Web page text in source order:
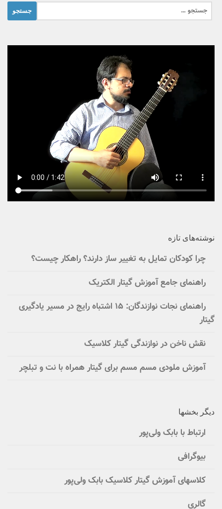
جستجو
برای:
نوشته‌های تازه
چرا کودکان تمایل به تغییر ساز دارند؟ راهکار چیست؟
راهنمای جامع آموزش گیتار الکتریک
راهنمای نجات نوازندگان: ۱۵ اشتباه رایج در مسیر یادگیری
گیتار
نقش ناخن در نوازندگی گیتار کلاسیک
آموزش ملودی مسم مسم برای گیتار همراه با نت و تبلچر
دیگر بخشها
ارتباط با بابک ولی‌پور
بیوگرافی
کلاسهای آموزش گیتار کلاسیک بابک ولی‌پور
گالری